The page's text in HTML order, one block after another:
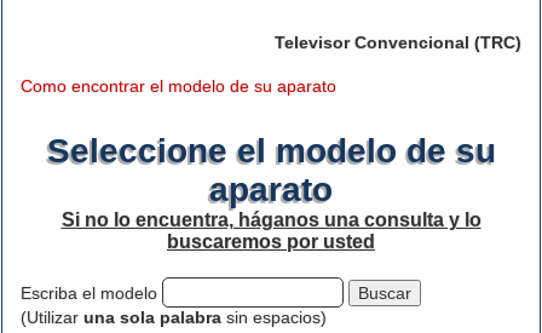
Televisor Convencional (TRC)
Como encontrar el modelo de su aparato
Seleccione el modelo de su
aparato
Si no lo encuentra, háganos una consulta y lo
buscaremos por usted
Escriba el modelo
(Utilizar una sola palabra sin espacios)